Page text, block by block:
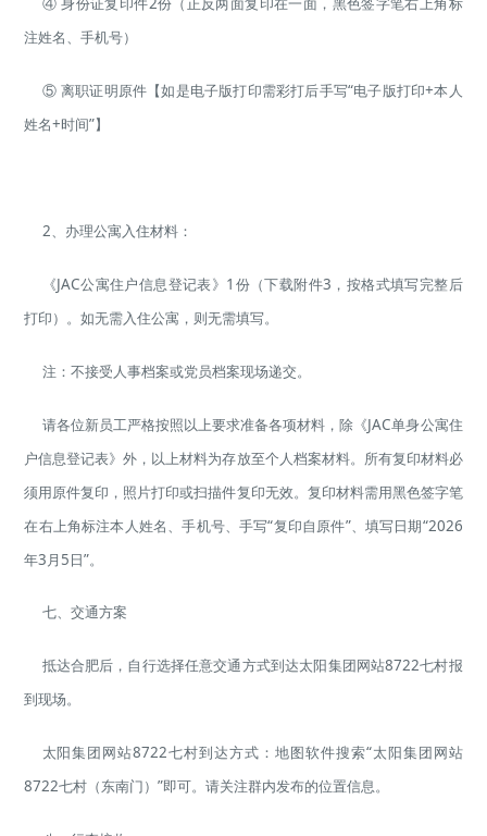
注姓名、手机号）
⑤ 离职证明原件【如是电子版打印需彩打后手写“电子版打印+本人
姓名+时间”】
2、办理公寓入住材料：
《JAC公寓住户信息登记表》1份（下载附件3，按格式填写完整后
打印）。如无需入住公寓，则无需填写。
注：不接受人事档案或党员档案现场递交。
请各位新员工严格按照以上要求准备各项材料，除《JAC单身公寓住
户信息登记表》外，以上材料为存放至个人档案材料。所有复印材料必
须用原件复印，照片打印或扫描件复印无效。复印材料需用黑色签字笔
在右上角标注本人姓名、手机号、手写“复印自原件”、填写日期“2026
年3月5日”。
七、交通方案
抵达合肥后，自行选择任意交通方式到达太阳集团网站8722七村报
到现场。
太阳集团网站8722七村到达方式：地图软件搜索“太阳集团网站
8722七村（东南门）”即可。请关注群内发布的位置信息。